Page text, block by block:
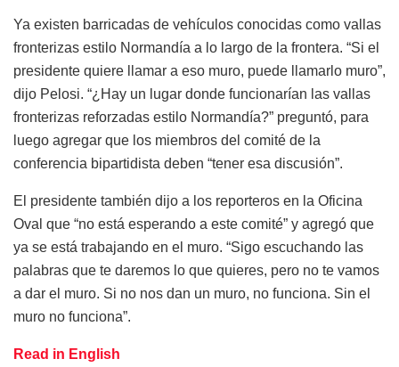
Ya existen barricadas de vehículos conocidas como vallas
fronterizas estilo Normandía a lo largo de la frontera. “Si el
presidente quiere llamar a eso muro, puede llamarlo muro”,
dijo Pelosi. “¿Hay un lugar donde funcionarían las vallas
fronterizas reforzadas estilo Normandía?” preguntó, para
luego agregar que los miembros del comité de la
conferencia bipartidista deben “tener esa discusión”.
El presidente también dijo a los reporteros en la Oficina
Oval que “no está esperando a este comité” y agregó que
ya se está trabajando en el muro. “Sigo escuchando las
palabras que te daremos lo que quieres, pero no te vamos
a dar el muro. Si no nos dan un muro, no funciona. Sin el
muro no funciona”.
Read in English